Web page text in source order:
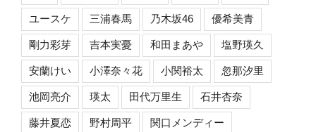
ユースケ 三浦春馬 乃木坂46 優希美青
剛力彩芽 吉本実憂 和田まあや 塩野瑛久
安蘭けい 小澤奈々花 小関裕太 忽那汐里
池岡亮介 瑛太 田代万里生 石井杏奈
藤井夏恋 野村周平 関口メンディー